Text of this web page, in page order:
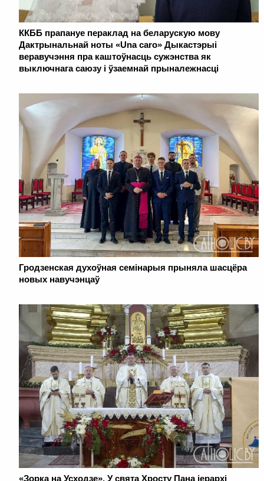
ККББ прапануе пераклад на беларускую мову
Дактрынальнай ноты «Una caro» Дыкастэрыі
веравучэння пра каштоўнасць сужэнства як
выключнага саюзу і ўзаемнай прыналежнасці
Гродзенская духоўная семінарыя прыняла шасцёра
новых навучэнцаў
«Зорка на Усходзе». У свята Хросту Пана іерархі